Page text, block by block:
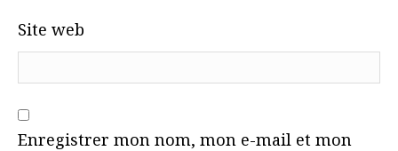
Site web
Enregistrer mon nom, mon e-mail et mon